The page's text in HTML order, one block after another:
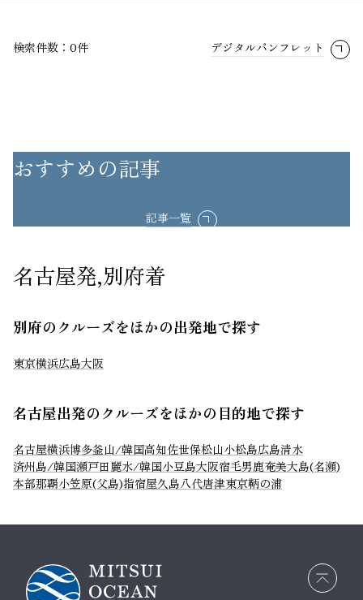
検索件数：0件 デジタルパンフレット
おすすめの記事
記事一覧
名古屋発,別府着
別府のクルーズをほかの出発地で探す
東京横浜広島大阪
名古屋出発のクルーズをほかの目的地で探す
名古屋横浜博多釜山/韓国高知佐世保松山小松島広島清水
済州島/韓国瀬戸田麗水/韓国小豆島大阪宿毛男鹿奄美大島(名瀬)
本部那覇小笠原(父島)指宿屋久島八代唐津東京鞆の浦
画面
最上